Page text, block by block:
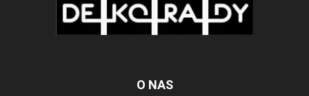
O NAS